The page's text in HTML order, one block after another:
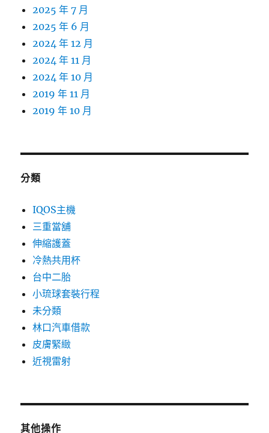
2025 年 7 月
2025 年 6 月
2024 年 12 月
2024 年 11 月
2024 年 10 月
2019 年 11 月
2019 年 10 月
分類
IQOS主機
三重當舖
伸縮護蓋
冷熱共用杯
台中二胎
小琉球套裝行程
未分類
林口汽車借款
皮膚緊緻
近視雷射
其他操作